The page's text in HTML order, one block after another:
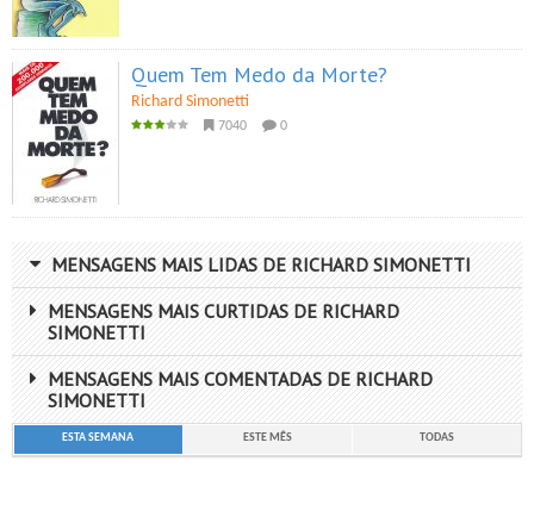
Quem Tem Medo da Morte?
Richard Simonetti
7040 0
MENSAGENS MAIS LIDAS DE RICHARD SIMONETTI
MENSAGENS MAIS CURTIDAS DE RICHARD
SIMONETTI
MENSAGENS MAIS COMENTADAS DE RICHARD
SIMONETTI
ESTA SEMANA ESTE MÊS TODAS